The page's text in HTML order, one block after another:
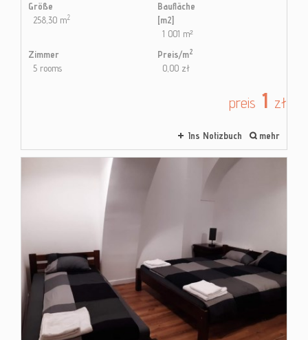
Größe
258,30 m2
Baufläche
[m2]
1 001 m²
Zimmer
5 rooms
Preis/m2
0,00 zł
preis 1 zł
Ins Notizbuch mehr